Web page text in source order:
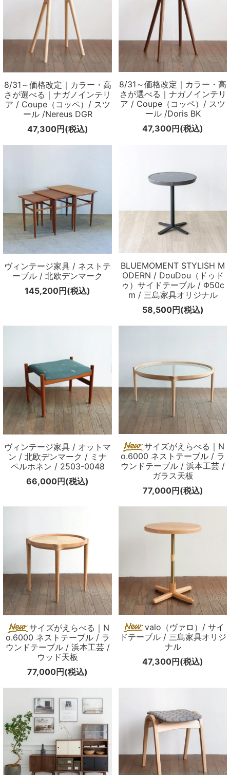
8/31～価格改定｜カラー・高
さが選べる｜ナガノインテリ
ア / Coupe（コッペ）/ スツ
ール /Nereus DGR
47,300円(税込)
8/31～価格改定｜カラー・高
さが選べる｜ナガノインテリ
ア / Coupe（コッペ）/ スツ
ール /Doris BK
47,300円(税込)
ヴィンテージ家具 / ネストテ
ーブル / 北欧デンマーク
145,200円(税込)
BLUEMOMENT STYLISH M
ODERN / DouDou（ドゥド
ゥ）サイドテーブル / Φ50c
m / 三島家具オリジナル
58,500円(税込)
ヴィンテージ家具 / オットマ
ン / 北欧デンマーク / ミナ
ペルホネン / 2503-0048
66,000円(税込)
サイズがえらべる｜N
o.6000 ネストテーブル / ラ
ウンドテーブル / 浜本工芸 /
ガラス天板
77,000円(税込)
サイズがえらべる｜N
o.6000 ネストテーブル / ラ
ウンドテーブル / 浜本工芸 /
ウッド天板
77,000円(税込)
valo（ヴァロ）/ サイ
ドテーブル / 三島家具オリジ
ナル
47,300円(税込)